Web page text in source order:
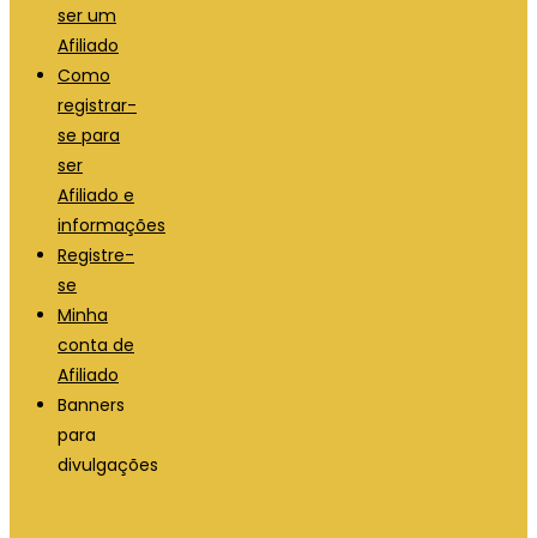
ser um
Afiliado
Como
registrar-
se para
ser
Afiliado e
informações
Registre-
se
Minha
conta de
Afiliado
Banners
para
divulgações